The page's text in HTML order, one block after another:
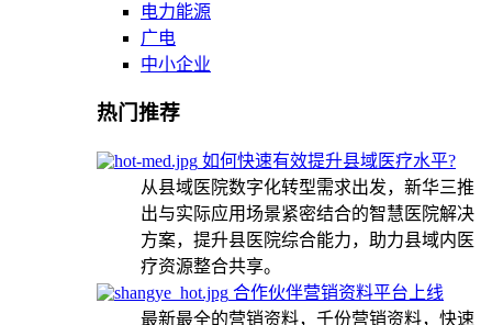
电力能源
广电
中小企业
热门推荐
如何快速有效提升县域医疗水平?
从县域医院数字化转型需求出发，新华三推
出与实际应用场景紧密结合的智慧医院解决
方案，提升县医院综合能力，助力县域内医
疗资源整合共享。
合作伙伴营销资料平台上线
最新最全的营销资料，千份营销资料，快速